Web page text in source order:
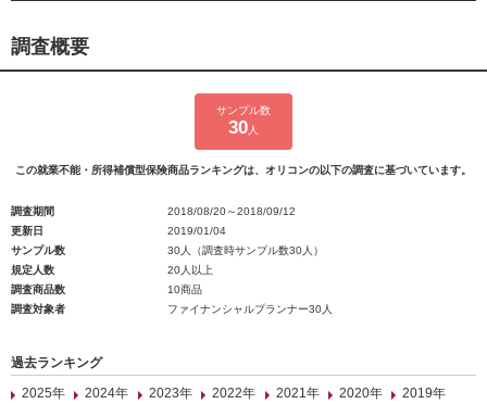
調査概要
サンプル数
30 人
この就業不能・所得補償型保険商品ランキングは、オリコンの以下の調査に基づいています。
調査期間
2018/08/20～2018/09/12
更新日
2019/01/04
サンプル数
30人（調査時サンプル数30人）
規定人数
20人以上
調査商品数
10商品
調査対象者
ファイナンシャルプランナー30人
過去ランキング
2025年
2024年 2023年 2022年 2021年 2020年
2019年